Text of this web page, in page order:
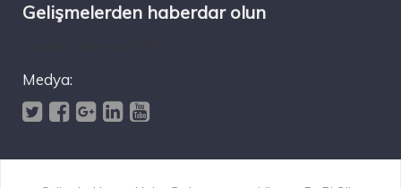
Gelişmelerden haberdar olun
Medya: